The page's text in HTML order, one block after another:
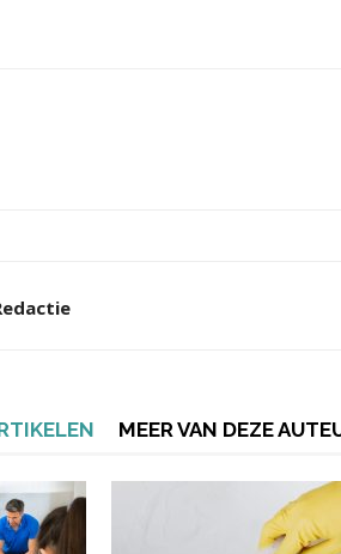
MEER VAN DEZE